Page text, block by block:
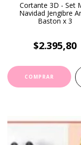
Cortante 3D - Set
Navidad Jengibre
Baston x 3
$2.395,80